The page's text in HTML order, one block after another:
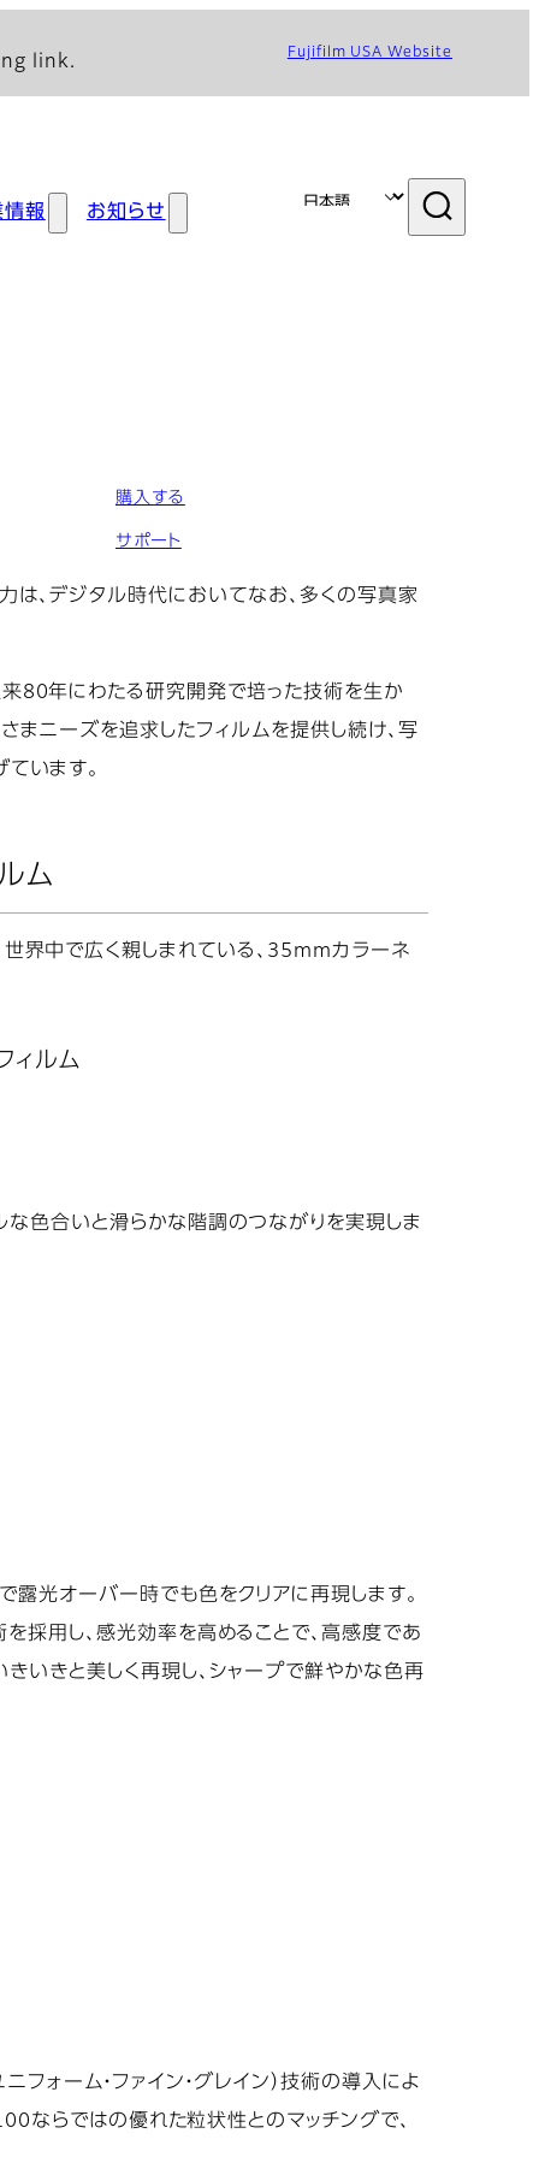
link. Fujifilm USA Website
報 お知らせ
購入する
サポート
は、デジタル時代においてなお、多くの写真家
80年にわたる研究開発で培った技術を生か
さまニーズを追求したフィルムを提供し続け、写
います。
ム
世界中で広く親しまれている、35mmカラーネ
ィルム
な色合いと滑らかな階調のつながりを実現しま
光オーバー時でも色をクリアに再現します。
採用し、感光効率を高めることで、高感度であ
いきと美しく再現し、シャープで鮮やかな色再
ォーム・ファイン・グレイン）技術の導入によ
ならではの優れた粒状性とのマッチングで、